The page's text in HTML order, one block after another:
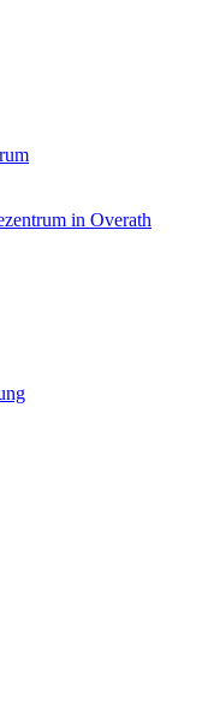
in Overath